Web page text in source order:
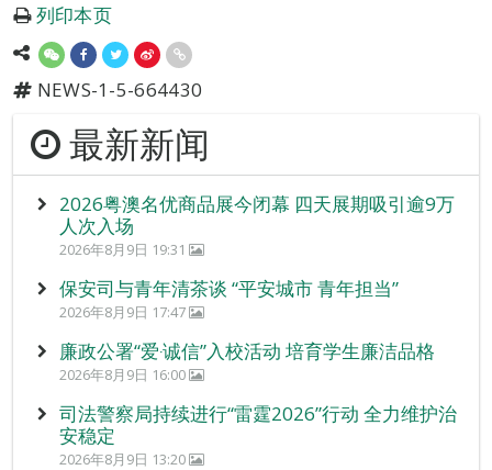
列印本页
NEWS-1-5-664430
最新新闻
2026粤澳名优商品展今闭幕 四天展期吸引逾9万
人次入场
2026年8月9日 19:31
保安司与青年清茶谈 “平安城市 青年担当”
2026年8月9日 17:47
廉政公署“爱‧诚信”入校活动 培育学生廉洁品格
2026年8月9日 16:00
司法警察局持续进行“雷霆2026”行动 全力维护治
安稳定
2026年8月9日 13:20